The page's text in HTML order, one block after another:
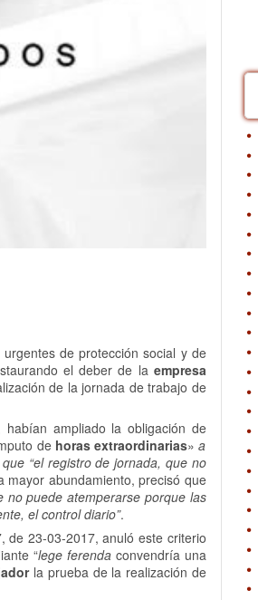
de protección social y de
el deber de la empresa
de la jornada de trabajo de
ampliado la obligación de
de horas extraordinarias»a
“el registro de jornada, que no
mayor abundamiento, precisó que
no puede atemperarse porque las
el control diario”.
de 23-03-2017, anuló este criterio
“lege ferendaconvendría una
la prueba de la realización de